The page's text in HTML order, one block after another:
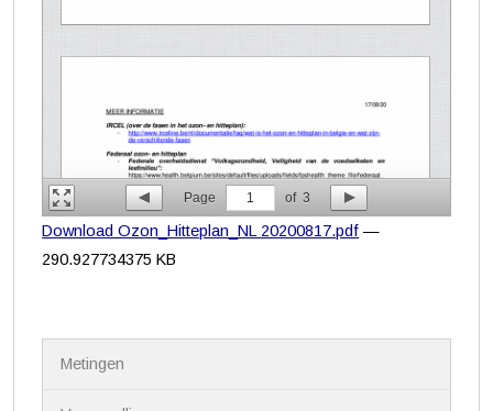
Page 1 of 3
Download Ozon_Hitteplan_NL 20200817.pdf —
290.927734375 KB
Metingen